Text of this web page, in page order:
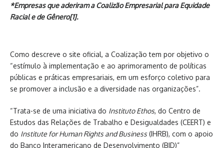
*Empresas que aderiram a Coalizão Empresarial para Equidade
Racial e de Gênero[1].
Como descreve o site oficial, a Coalização tem por objetivo o
“estímulo à implementação e ao aprimoramento de políticas
públicas e práticas empresariais, em um esforço coletivo para
se promover a inclusão e a diversidade nas organizações”.
“Trata-se de uma iniciativa do Instituto Ethos, do Centro de
Estudos das Relações de Trabalho e Desigualdades (CEERT) e
do Institute for Human Rights and Business(IHRB), com o apoio
do Banco Interamericano de Desenvolvimento (BID)”